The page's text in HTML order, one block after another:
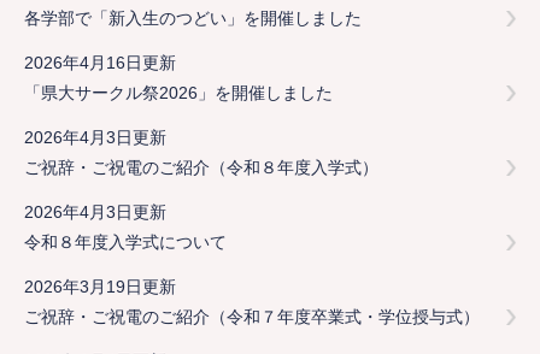
各学部で「新入生のつどい」を開催しました
2026年4月16日更新
「県大サークル祭2026」を開催しました
2026年4月3日更新
ご祝辞・ご祝電のご紹介（令和８年度入学式）
2026年4月3日更新
令和８年度入学式について
2026年3月19日更新
ご祝辞・ご祝電のご紹介（令和７年度卒業式・学位授与式）